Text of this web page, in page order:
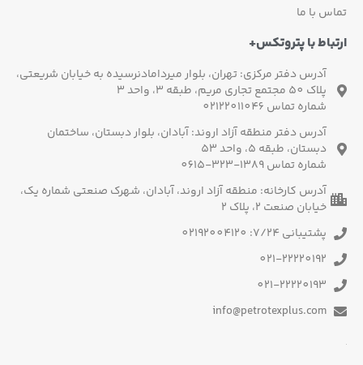
تماس با ما
ارتباط با پتروتکس+
آدرس دفتر مرکزی: تهران، بلوار میردامادنرسیده به خیابان شریعتی،
پلاک 50 مجتمع تجاری مریم، طبقه 3، واحد 3
شماره تماس 02122011046
آدرس دفتر منطقه آزاد اروند: آبادان، بلوار دبستان، ساختمان
دبستان، طبقه 5، واحد 53
شماره تماس 1389-323-0615
آدرس کارخانه: منطقه آزاد اروند، آبادان، شهرک صنعتی شماره یک،
خیابان صنعت 2، پلاک 2
پشتیبانی 7/24: 02192004120
021-22220192
021-22220193
info@petrotexplus.com